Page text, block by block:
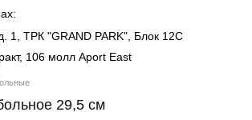
29,5 см
1, ТРК "GRAND PARK", Блок 12C
106 молл Aport East